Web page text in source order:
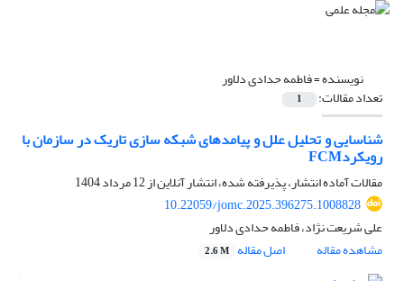
نویسنده =فاطمه حدادی دلاور
تعداد مقالات: 1
شناسایی و تحلیل علل و پیامدهای شبکه سازی تاریک در سازمان با
رویکردFCM
مقالات آماده انتشار، پذیرفته شده، انتشار آنلاین از12 مرداد 1404
10.22059/jomc.2025.396275.1008828
علی شریعت نژاد، فاطمه حدادی دلاور
مشاهده مقاله
اصل مقاله 2.6 M